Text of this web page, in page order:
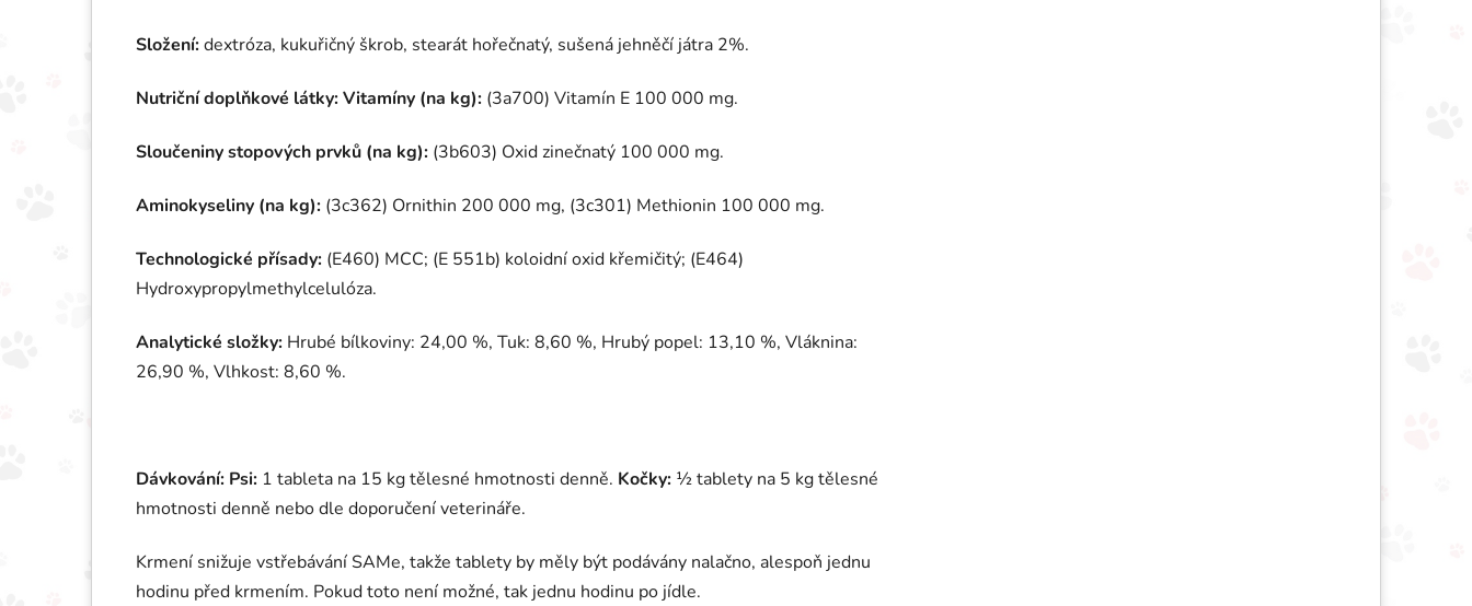
Složení:dextróza, kukuřičný škrob, stearát hořečnatý, sušená jehněčí játra 2%.
Nutriční doplňkové látky: Vitamíny (na kg): (3a700) Vitamín E 100 000 mg.
Sloučeniny stopových prvků (na kg): (3b603) Oxid zinečnatý 100 000 mg.
Aminokyseliny (na kg): (3c362) Ornithin 200 000 mg, (3c301) Methionin 100 000 mg.
Technologické přísady: (E460) MCC; (E 551b) koloidní oxid křemičitý; (E464)
Hydroxypropylmethylcelulóza.
Analytické složky: Hrubé bílkoviny: 24,00 %, Tuk: 8,60 %, Hrubý popel: 13,10 %, Vláknina:
26,90 %, Vlhkost: 8,60 %.
Dávkování: Psi: 1 tableta na 15 kg tělesné hmotnosti denně. Kočky: ½ tablety na 5 kg tělesné
hmotnosti denně nebo dle doporučení veterináře.
Krmení snižuje vstřebávání SAMe, takže tablety by měly být podávány nalačno, alespoň jednu
hodinu před krmením. Pokud toto není možné, tak jednu hodinu po jídle.